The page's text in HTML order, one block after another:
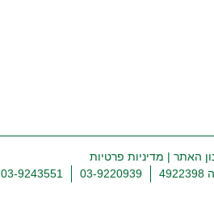
האתר | מדיניות פרטיות
03-9220939
03-9243551